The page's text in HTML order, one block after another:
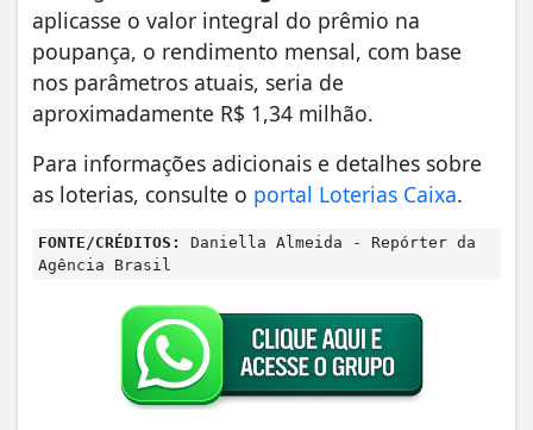
aplicasse o valor integral do prêmio na
poupança, o rendimento mensal, com base
nos parâmetros atuais, seria de
aproximadamente R$ 1,34 milhão.
Para informações adicionais e detalhes sobre
as loterias, consulte o portal Loterias Caixa.
FONTE/CRÉDITOS:
Daniella Almeida - Repórter da
Agência Brasil